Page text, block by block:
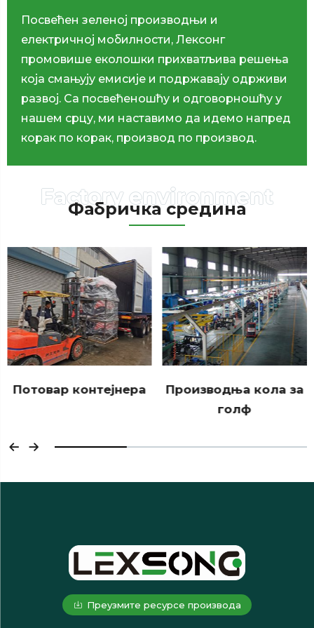
Посвећен зеленој производњи и
електричној мобилности, Лексонг
промовише еколошки прихватљива решења
која смањују емисије и подржавају одрживи
развој. Са посвећеношћу и одговорношћу у
нашем срцу, ми наставимо да идемо напред
корак по корак, производ по производ.
Фабричка средина
Производња кола за
Pakovanje
Преузмите ресурсе производа